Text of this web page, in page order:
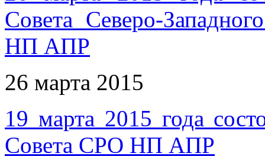
Совета Северо-
НП АПР
26 марта 2015
19 марта 2015 года
Совета СРО НП АПР